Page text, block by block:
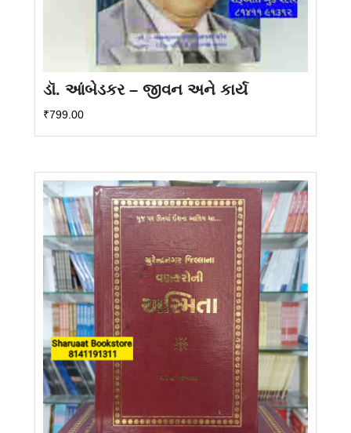
ડૉ. આંબેડકર – જીવન અને કાર્ય
₹799.00